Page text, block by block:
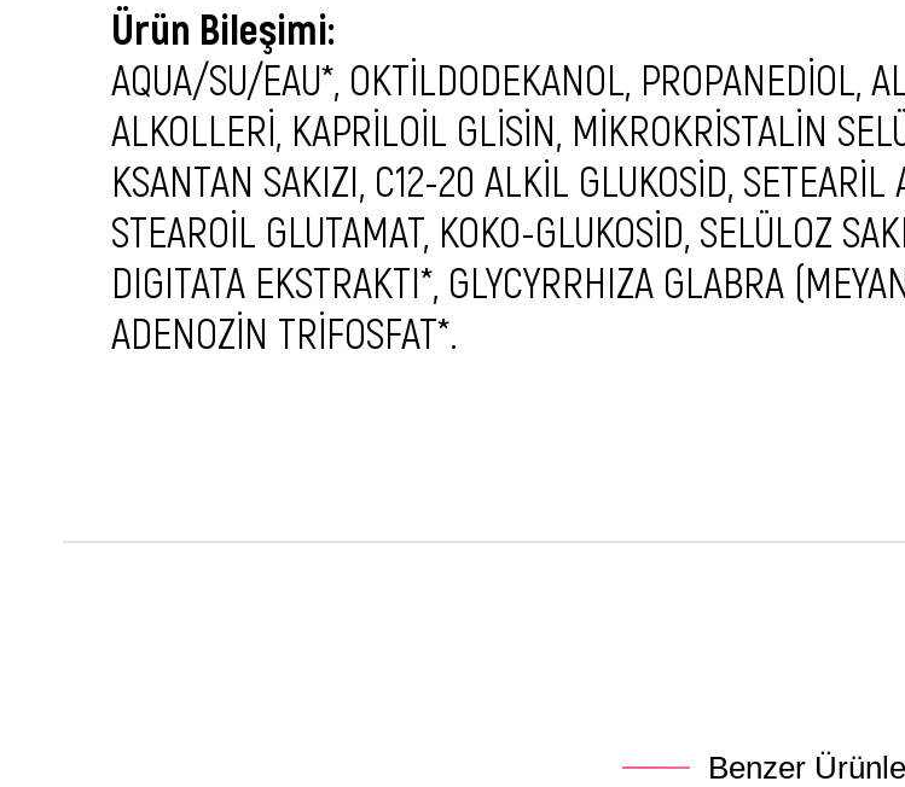
Ürün Bileşimi:
AQUA/SU/EAU*, OKTİLDODEKANOL, PROPANEDİOL,
ALKOLLERİ, KAPRİLOİL GLİSİN, MİKROKRİSTALİN
KSANTAN SAKIZI, C12-20 ALKİL GLUKOSİD, SETEARİL
STEAROİL GLUTAMAT, KOKO-GLUKOSİD, SELÜLOZ
DIGITATA EKSTRAKTI*, GLYCYRRHIZA GLABRA
ADENOZİN TRİFOSFAT*.
Benzer